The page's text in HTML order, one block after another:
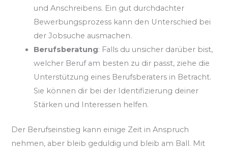
und Anschreibens. Ein gut durchdachter
Bewerbungsprozess kann den Unterschied bei
der Jobsuche ausmachen.
Berufsberatung: Falls du unsicher darüber bist,
welcher Beruf am besten zu dir passt, ziehe die
Unterstützung eines Berufsberaters in Betracht.
Sie können dir bei der Identifizierung deiner
Stärken und Interessen helfen.
Der Berufseinstieg kann einige Zeit in Anspruch
nehmen, aber bleib geduldig und bleib am Ball. Mit